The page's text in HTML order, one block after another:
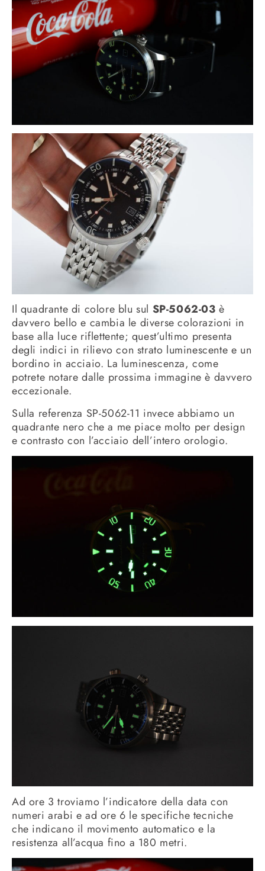
Il quadrante di colore blu sul SP-5062-03 è
davvero bello e cambia le diverse colorazioni in
base alla luce riflettente; quest’ultimo presenta
degli indici in rilievo con strato luminescente e un
bordino in acciaio. La luminescenza, come
potrete notare dalle prossima immagine è davvero
eccezionale.
Sulla referenza SP-5062-11 invece abbiamo un
quadrante nero che a me piace molto per design
e contrasto con l’acciaio dell’intero orologio.
Ad ore 3 troviamo l’indicatore della data con
numeri arabi e ad ore 6 le specifiche tecniche
che indicano il movimento automatico e la
resistenza all’acqua fino a 180 metri.